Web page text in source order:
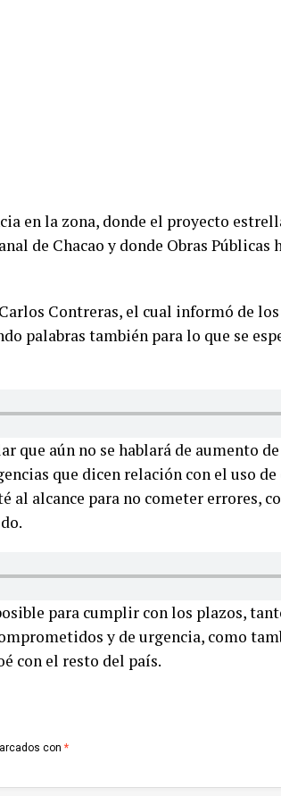
en la zona, donde el proyecto
de Chacao y donde Obras Públicas
Contreras, el cual informó de
palabras también para lo que se
que aún no se hablará de aumento
que dicen relación con el uso
al alcance para no cometer errores,
para cumplir con los plazos,
y de urgencia, como
con el resto del país.
con *